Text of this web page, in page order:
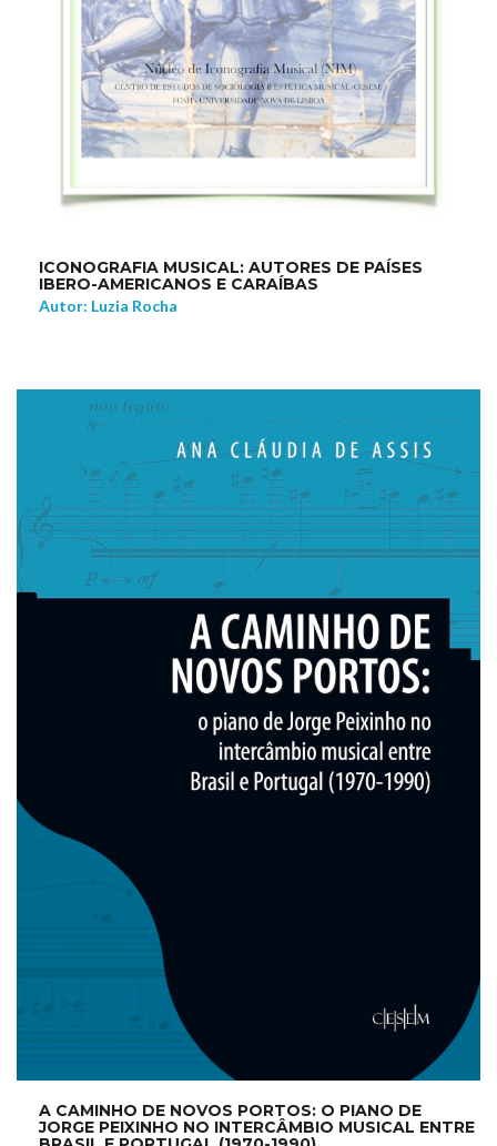
ICONOGRAFIA MUSICAL: AUTORES DE PAÍSES
IBERO-AMERICANOS E CARAÍBAS
Autor: Luzia Rocha
A CAMINHO DE NOVOS PORTOS: O PIANO DE
JORGE PEIXINHO NO INTERCÂMBIO MUSICAL ENTRE